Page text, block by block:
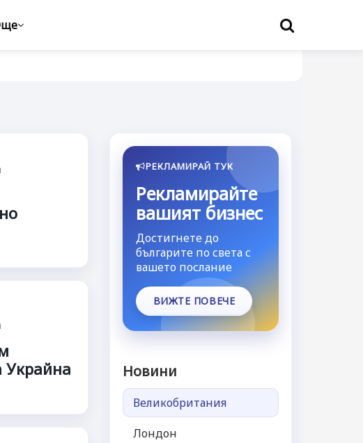
Украйна
РЕКЛАМИРАЙ ТУК
Рекламирайте
вашият бизнес
Достигнете до
българите по света с
вашето послание
ВИЖТЕ ПОВЕЧЕ
Новини
Великобритания
Лондон